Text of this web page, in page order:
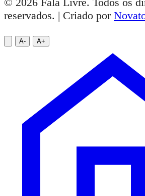
reservados. | Criado por
A- A+